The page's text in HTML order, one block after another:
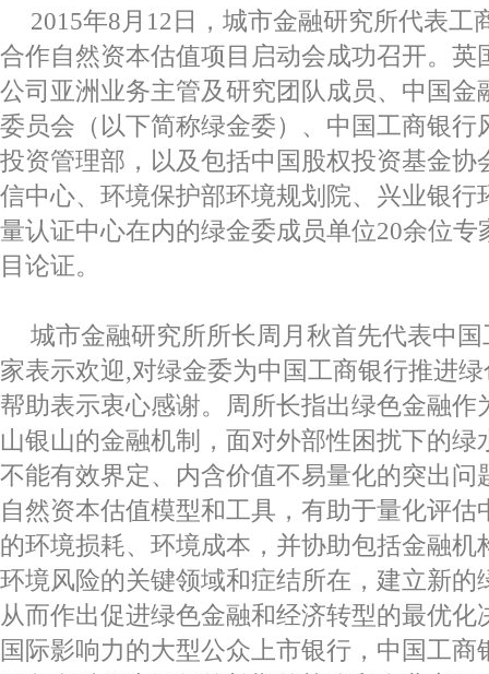
2015年8 月 12 日，城市金融研究所代表工
合作自然资本估值项目启动会成功召开。英
公司亚洲业务主管及研究团队成员、中国金
委员会（以下简称绿金委）、中国工商银行
投资管理部，以及包括中国股权投资基金协
信中心、环境保护部环境规划院、兴业银行
量认证中心在内的绿金委成员单位20余位专
目论证。
城市金融研究所所长周月秋首先代表中
家表示欢迎,对绿金委为中国工商银行推进
帮助表示衷心感谢。周所长指出绿色金融作
山银山的金融机制，面对外部性困扰下的绿
不能有效界定、内含价值不易量化的突出问
自然资本估值模型和工具，有助于量化评估
的环境损耗、环境成本，并协助包括金融机
环境风险的关键领域和症结所在，建立新的
从而作出促进绿色金融和经济转型的最优化
国际影响力的大型公众上市银行，中国工商